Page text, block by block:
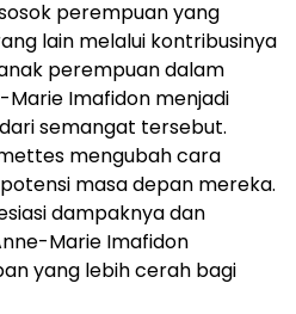
perempuan yang
lain melalui kontribusinya
perempuan dalam
Marie Imafidon menjadi
semangat tersebut.
mengubah cara
masa depan mereka.
dampaknya dan
Marie Imafidon
yang lebih cerah bagi